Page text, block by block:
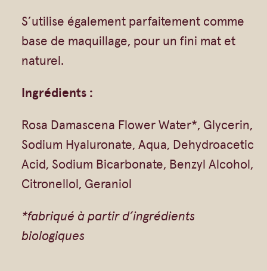
S’utilise également parfaitement comme
base de maquillage, pour un fini mat et
naturel.
Ingrédients :
Rosa Damascena Flower Water*, Glycerin,
Sodium Hyaluronate, Aqua, Dehydroacetic
Acid, Sodium Bicarbonate, Benzyl Alcohol,
Citronellol, Geraniol
*fabriqué à partir d’ingrédients
biologiques
d
'
A
c
d
e
H
y
l
u